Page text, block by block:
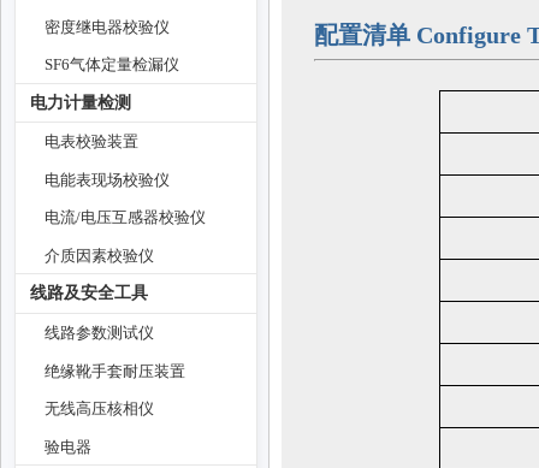
配置清单 Configure
密度继电器校验仪
SF6气体定量检漏仪
电力计量检测
电表校验装置
电能表现场校验仪
电流/电压互感器校验仪
介质因素校验仪
线路及安全工具
线路参数测试仪
绝缘靴手套耐压装置
无线高压核相仪
验电器